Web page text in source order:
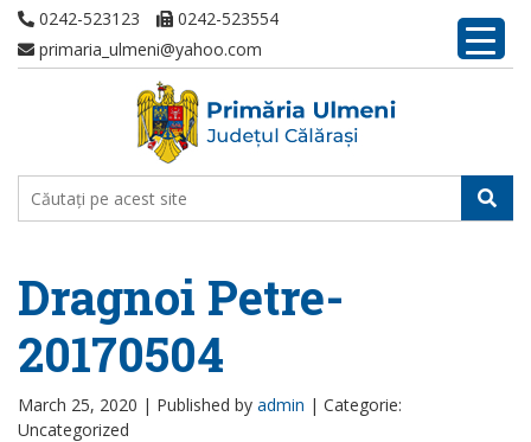
0242-523123
0242-523554
primaria_ulmeni@yahoo.com
Dragnoi Petre-
20170504
March 25, 2020 | Published by admin | Categorie:
Uncategorized